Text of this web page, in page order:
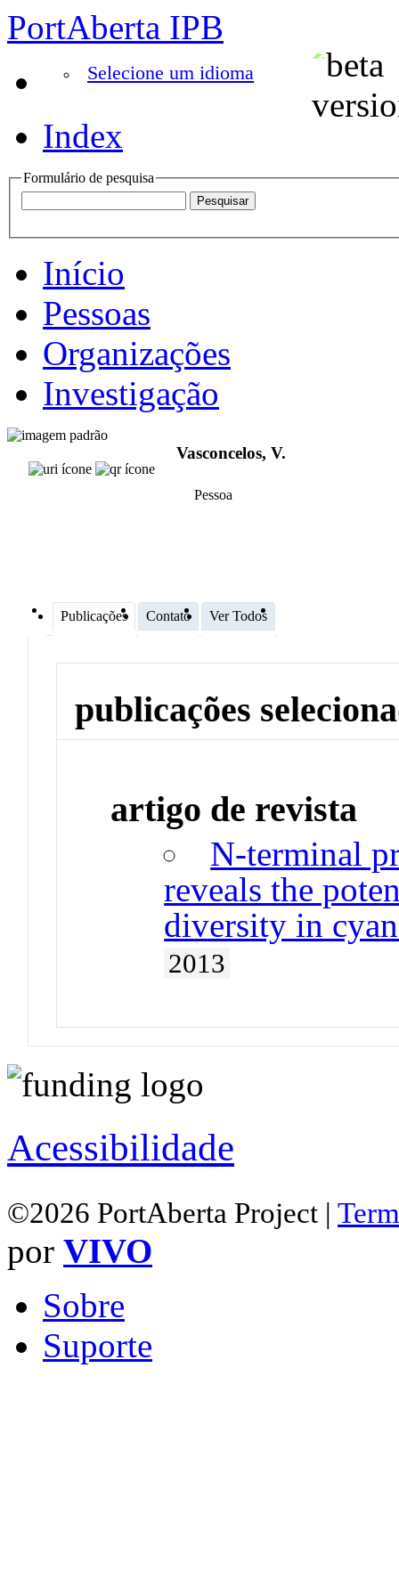
PortAberta IPB
Selecione um idioma
Index
Formulário de pesquisa
Início
Pessoas
Organizações
Investigação
Vasconcelos, V.
Pessoa
Publicações Contato Ver Todos
publicações
artigo de revista
N-terminal
reveals the
diversity in
2013
Acessibilidade
©2026 PortAberta Project |
por VIVO
Sobre
Suporte